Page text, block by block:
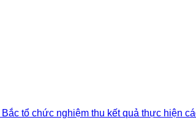
tổ chức nghiệm thu kết quả thực hiện